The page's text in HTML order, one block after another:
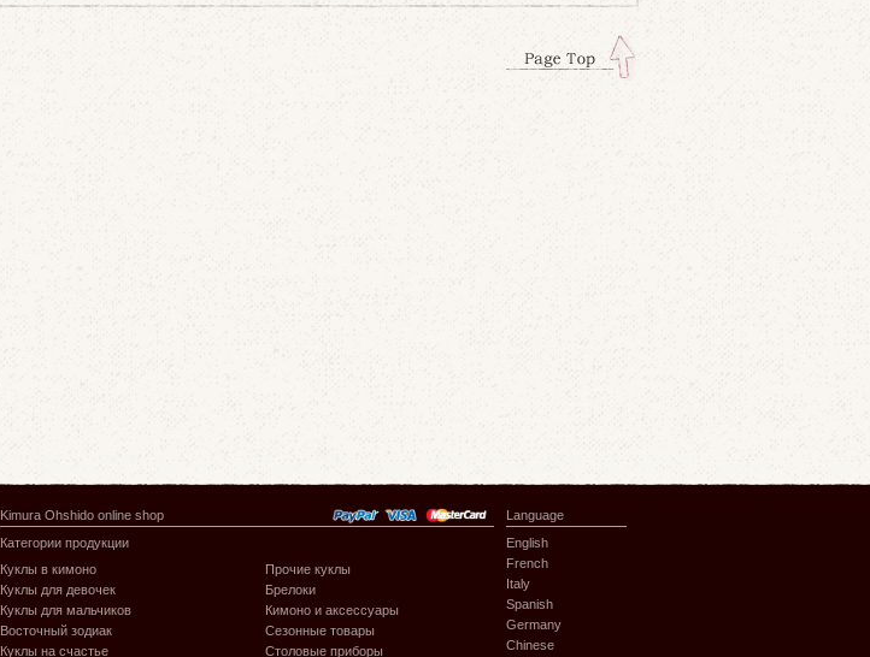
Kimura Ohshido online shop
Категории продукции
Куклы в кимоно
Куклы для девочек
Куклы для мальчиков
Восточный зодиак
Куклы на счастье
Прочие куклы
Брелоки
Кимоно и аксессуары
Сезонные товары
Столовые приборы
Language
English
French
Italy
Spanish
Germany
Chinese